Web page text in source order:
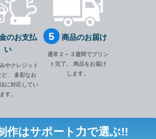
のお支払
い
やクレジット
、
多彩なお
に対応してい
ます。
商品のお届け
通常２～３週間でプリン
ト完了。
商品をお届け
します。
作はサポート力で選ぶ!!